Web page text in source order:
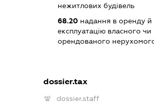
нежитлових будівель
68.20надання в оренду й
експлуатацію власного чи
орендованого
dossier.tax
dossier.staff